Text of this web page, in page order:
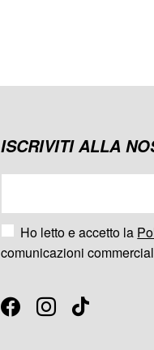
ISCRIVITI ALLA
Ho letto e accetto la
comunicazioni